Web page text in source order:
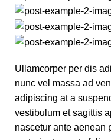
Ullamcorper per dis
nunc vel massa ad
adipiscing at a
vestibulum et sagittis
nascetur ante aenean